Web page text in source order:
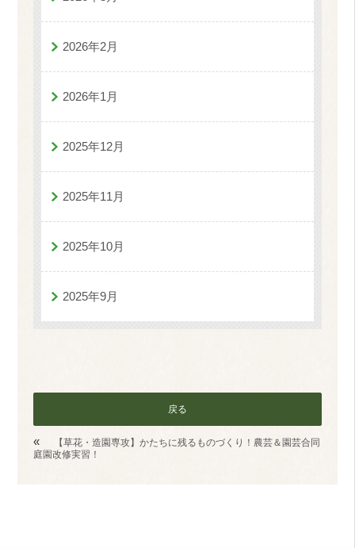
2026年2月
2026年1月
2025年12月
2025年11月
2025年10月
2025年9月
戻る
«
【草花・造園専攻】かたちに残るものづくり！農芸＆園芸合同
庭園改修実習！